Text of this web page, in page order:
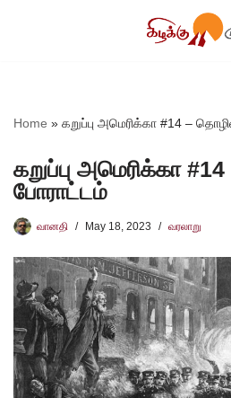
Home » கறுப்பு அமெரிக்கா #14 –
கறுப்பு அமெரிக்கா
போராட்டம்
வானதி May 18, 2023 வரலாறு